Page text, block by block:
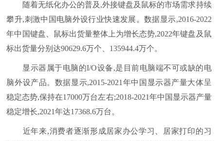
随着无纸化办公的普及,外接键盘及鼠标的市场需求持续
攀升,刺激中国电脑外设行业快速发展。数据显示,2016-2022
年中国键盘、鼠标出货量整体上为增长态势,2022年键盘及鼠
标出货量分别达90629.6万个、135944.4万个。
显示器属于电脑的I/O设备,是目前电脑端不可或缺的电
脑外设产品。数据显示,2015-2021年中国显示器产量大体呈
稳定态势,保持在17000万台左右;2018-2021年中国显示器产量
稳定增长,2021年达17368.6万台。
近年来,消费者逐渐形成居家办公学习、居家打印的习